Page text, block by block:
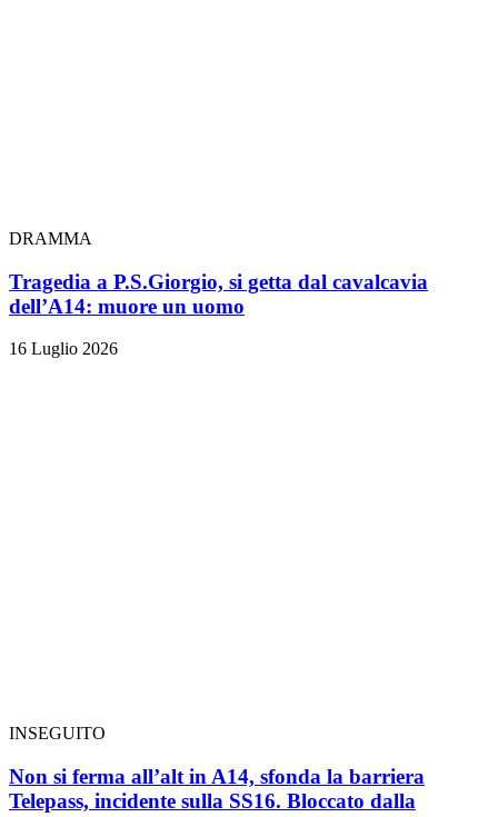
DRAMMA
Tragedia a P.S.Giorgio, si getta dal cavalcavia
dell’A14: muore un uomo
16 Luglio 2026
INSEGUITO
Non si ferma all’alt in A14, sfonda la barriera
Telepass, incidente sulla SS16. Bloccato dalla